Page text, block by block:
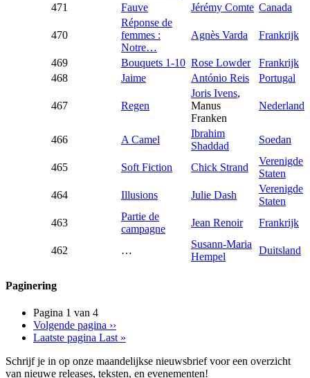
471
Fauve Jérémy Comte Canada
470
Réponse de
femmes :
Notre…
Agnès Varda Frankrijk
469 Bouquets 1-10 Rose Lowder
Frankrijk
468
Jaime António Reis Portugal
467 Regen
Joris Ivens,
Manus
Franken
Nederland
466 A Camel
Ibrahim
Shaddad
Soedan
465 Soft Fiction Chick Strand
Verenigde
Staten
464
Illusions Julie Dash
Verenigde
Staten
463
Partie de
campagne
Jean Renoir Frankrijk
462 …
Susann-Maria
Hempel
Duitsland
Paginering
Pagina 1 van 4
Volgende pagina ››
Laatste pagina Last »
Schrijf je in op onze maandelijkse nieuwsbrief voor een overzicht
van nieuwe releases, teksten, en evenementen!